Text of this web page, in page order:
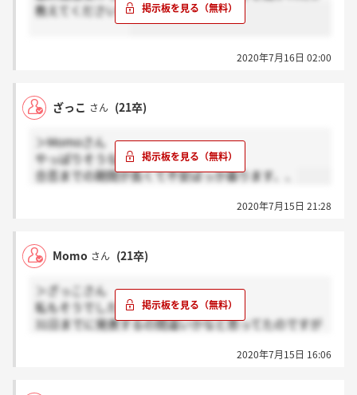
教えてください！
2020年7月16日 02:00
ざっこ さん (21卒)
＞Momoさん
やっぱりそうなんですね～、、、
合否までの期間が長くて不安ばっか募ります、、
2020年7月15日 21:28
Momo さん (21卒)
＞ざっこさん
私もそうでした
31日までに発表するの間違いかなと思ってたのですが
2020年7月15日 16:06